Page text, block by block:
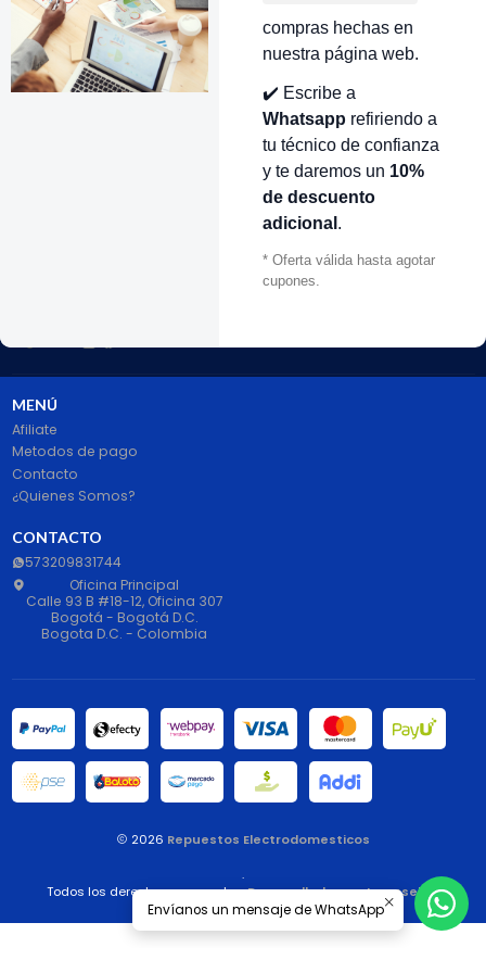
compras hechas en
nuestra página web.
✔️ Escribe a
Whatsapp refiriendo a
tu técnico de confianza
y te daremos un 10%
de descuento
adicional .
* Oferta válida hasta agotar
cupones.
VOLVER ARRIBA
MENÚ
Afiliate
Metodos de pago
Contacto
¿Quienes Somos?
CONTACTO
573209831744
Oficina Principal
Calle 93 B #18-12, Oficina 307
Bogotá - Bogotá D.C.
Bogota D.C. - Colombia
2026 Repuestos Electrodomesticos
.
Todos los derechos reservados.Desarrollado por Jumpseller.
Envíanos un mensaje de WhatsApp